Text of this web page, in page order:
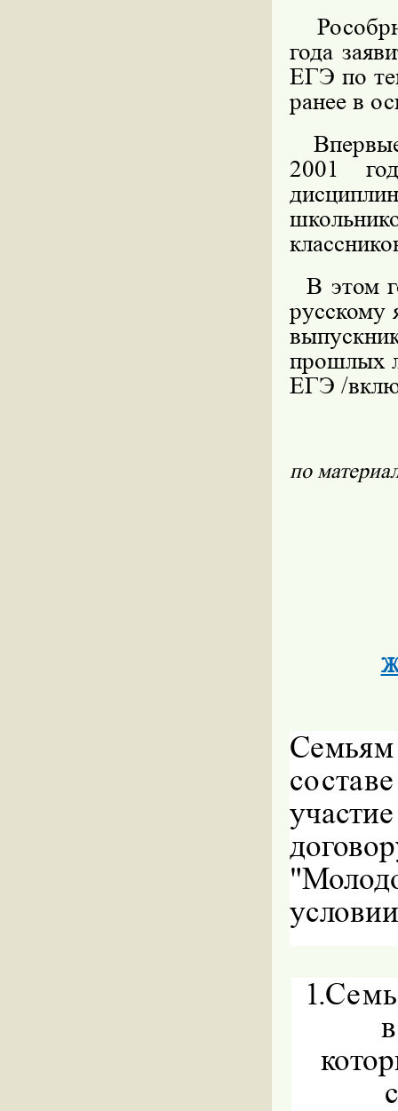
года
ЕГЭ по
ранее в
2001
В этом
русскому
прошлых
ЕГЭ /
по
1.